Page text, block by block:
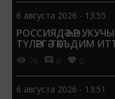
6 августа 2026 - 13:55
РОССИЯДӘ ҺӘР
ТҮЛӘРГӘ ТӘКЪДИМ
79 0 0
6 августа 2026 - 13:51